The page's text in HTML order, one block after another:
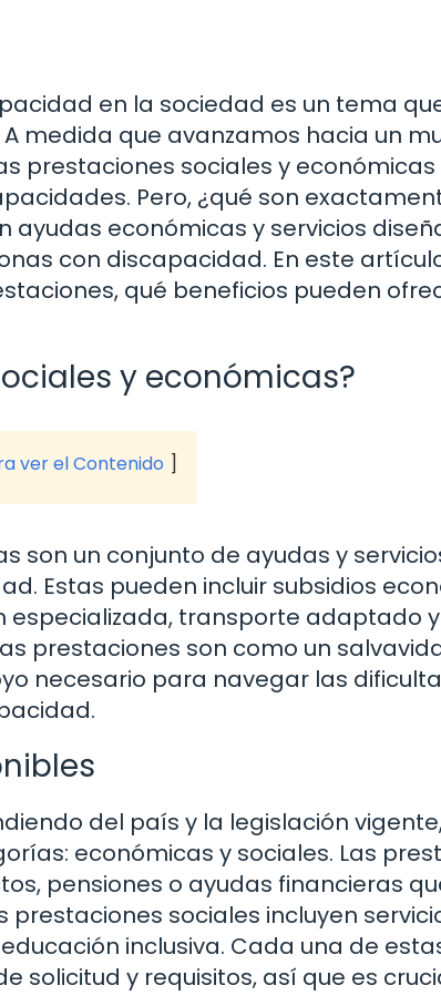
en la sociedad es un tema
medida que avanzamos hacia un
prestaciones sociales y
Pero, ¿qué son
ayudas económicas y servicios
con discapacidad. En este
qué beneficios pueden
y económicas?
ver el Contenido
son un conjunto de ayudas y
Estas pueden incluir subsidios
especializada, transporte adaptado
prestaciones son como un
necesario para navegar las
del país y la legislación
económicas y sociales. Las
pensiones o ayudas financieras
prestaciones sociales incluyen
inclusiva. Cada una de
solicitud y requisitos, así que es